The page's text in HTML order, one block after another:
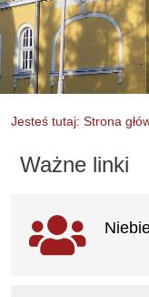
Jesteś tutaj: Strona
Ważne linki
Ważne linki